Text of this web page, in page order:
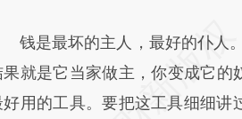
是最坏的主人，最好的仆人。
果就是它当家做主，你变成它的
好用的工具。要把这工具细细讲